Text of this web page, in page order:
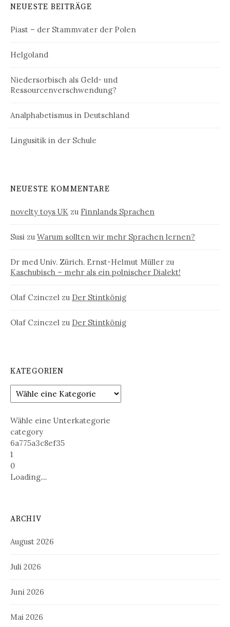
NEUESTE BEITRÄGE
Piast – der Stammvater der Polen
Helgoland
Niedersorbisch als Geld- und
Ressourcenverschwendung?
Analphabetismus in Deutschland
Lingusitik in der Schule
NEUESTE KOMMENTARE
novelty toys UK zu Finnlands Sprachen
Susi zu Warum sollten wir mehr Sprachen lernen?
Dr med Univ. Zürich. Ernst-Helmut Müller zu
Kaschubisch – mehr als ein polnischer Dialekt!
Olaf Czinczel zu Der Stintkönig
Olaf Czinczel zu Der Stintkönig
KATEGORIEN
Wähle eine Unterkategorie
category
6a775a3c8ef35
1
0
Loading....
ARCHIV
August 2026
Juli 2026
Juni 2026
Mai 2026